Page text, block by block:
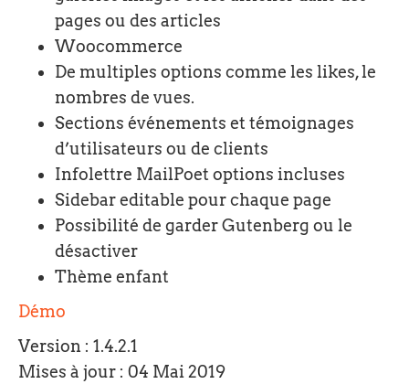
pages ou des articles
Woocommerce
De multiples options comme les likes, le
nombres de vues.
Sections événements et témoignages
d’utilisateurs ou de clients
Infolettre MailPoet options incluses
Sidebar editable pour chaque page
Possibilité de garder Gutenberg ou le
désactiver
Thème enfant
Démo
Version : 1.4.2.1
Mises à jour : 04 Mai 2019